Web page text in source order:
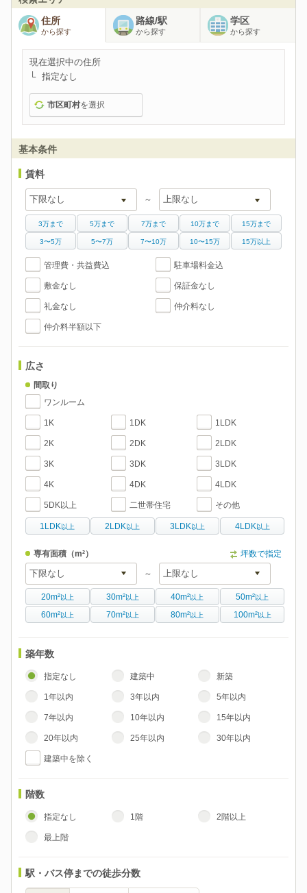
住所
から探す
路線/駅
から探す
学区
から探す
現在選択中の住所
指定なし
市区町村を選択
基本条件
賃料
～
3万まで 5万まで 7万まで 10万まで 15万まで
3〜5万 5〜7万 7〜10万 10〜15万 15万以上
管理費・共益費込 駐車場料金込
敷金なし 保証金なし
礼金なし 仲介料なし
仲介料半額以下
広さ
間取り
ワンルーム
1K 1DK 1LDK
2K 2DK 2LDK
3K 3DK 3LDK
4K 4DK 4LDK
5DK以上 二世帯住宅 その他
1LDK 以上 2LDK 以上 3LDK 以上 4LDK 以上
専有面積（m²） 坪数で指定
～
20m²以上 30m²以上 40m²以上 50m²以上
60m²以上 70m²以上 80m²以上 100m²以上
築年数
指定なし 建築中 新築
1年以内 3年以内 5年以内
7年以内 10年以内 15年以内
20年以内 25年以内 30年以内
建築中を除く
階数
指定なし 1階 2階以上
最上階
駅・バス停までの徒歩分数